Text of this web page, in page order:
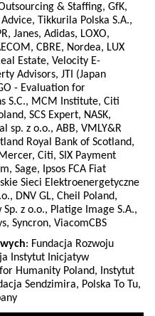
& Staffing, GfK,
Tikkurila Polska S.A.,
Janes, Adidas, LOXO,
CBRE, Nordea, LUX
Estate, Velocity E-
Advisors, JTI (Japan
- Evaluation for
S.C., MCM Institute, Citi
SCS Expert, NASK,
sp. z o.o., ABB, VMLY&R
Royal Bank of Scotland,
Citi, SIX Payment
Sage, Ipsos FCA Fiat
Sieci Elektroenergetyczne
DNV GL, Cheil Poland,
z o.o., Platige Image S.A.,
Syncron, ViacomCBS
: Fundacja Rozwoju
Instytut Inicjatyw
Humanity Poland, Instytut
Sendzimira, Polska To Tu,